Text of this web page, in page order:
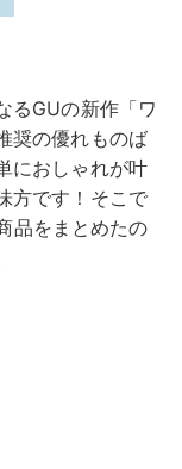
るGUの新作「ワ
奨の優れものば
におしゃれが叶
方です！そこで
品をまとめたの